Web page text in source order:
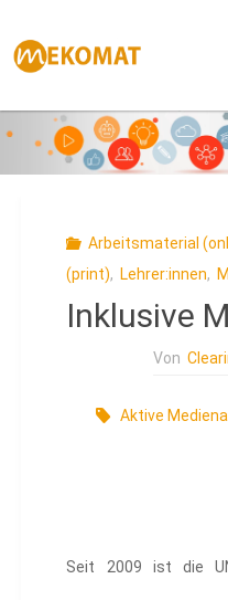
Inhalt
springen
Arbeitsmaterial
(print), Lehrer:innen,
Inklusive
Von
Aktive
Seit 2009 ist die